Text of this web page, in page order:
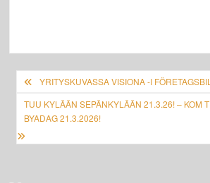
Artikkelien
selaus
YRITYSKUVASSA VISIONA -I
TUU KYLÄÄN SEPÄNKYLÄÄN 21.3.26! – KOM
BYADAG 21.3.2026!